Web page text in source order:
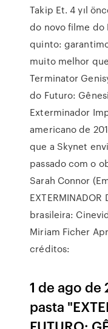
Takip Et. 4 yıl
do novo filme do
quinto:
muito melhor
Terminator
do Futuro:
Exterminador
americano de
que a Skynet
passado com o
Sarah Connor
EXTERMINADOR
brasileira:
Miriam Ficher
créditos:
1 de ago de
pasta